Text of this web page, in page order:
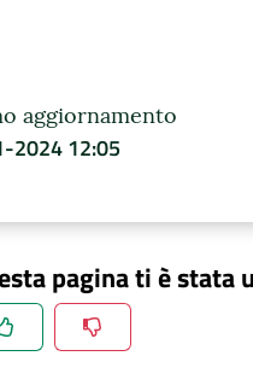
aggiornamento
2024 12:05
pagina ti è stata